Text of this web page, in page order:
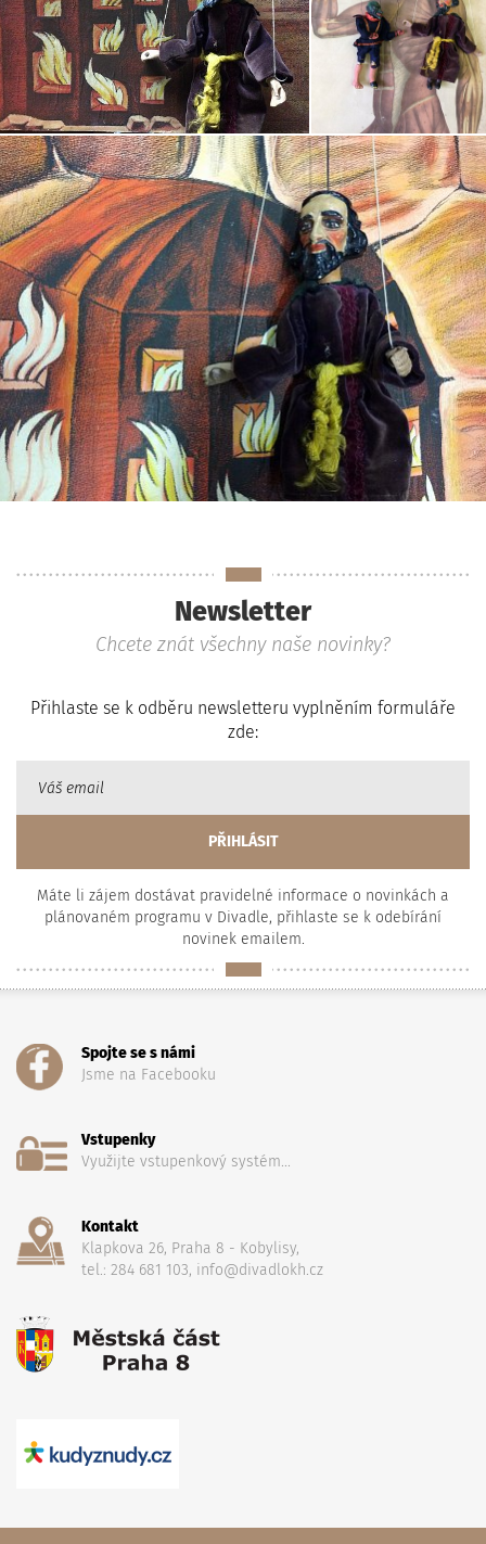
Newsletter
Chcete znát všechny naše novinky?
Přihlaste se k odběru newsletteru vyplněním formuláře
zde:
Máte li zájem dostávat pravidelné informace o novinkách a
plánovaném programu v Divadle, přihlaste se k odebírání
novinek emailem.
Spojte se s námi
Jsme na Facebooku
Vstupenky
Využijte vstupenkový systém...
Kontakt
Klapkova 26, Praha 8 - Kobylisy,
tel.: 284 681 103, info@divadlokh.cz